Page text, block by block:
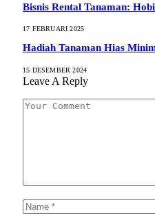
Bisnis Rental Tanaman:
17 FEBRUARI 2025
Hadiah Tanaman Hias
15 DESEMBER 2024
Leave A Reply